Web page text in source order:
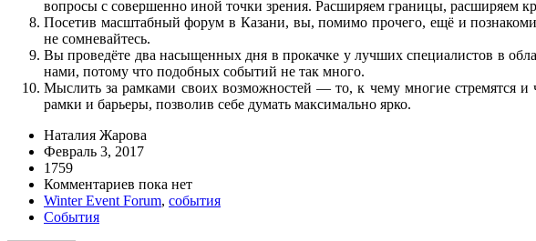
вопросы с совершенно иной точки зрения. Расширяем границы, расширяем
Посетив масштабный форум в Казани, вы, помимо прочего, ещё и
не сомневайтесь.
Вы проведёте два насыщенных дня в прокачке у лучших специалистов в
нами, потому что подобных событий не так много.
Мыслить за рамками своих возможностей — то, к чему многие стремятся
рамки и барьеры, позволив себе думать максимально ярко.
Наталия Жарова
Февраль 3, 2017
1759
Комментариев пока нет
Winter Event Forum, события
События